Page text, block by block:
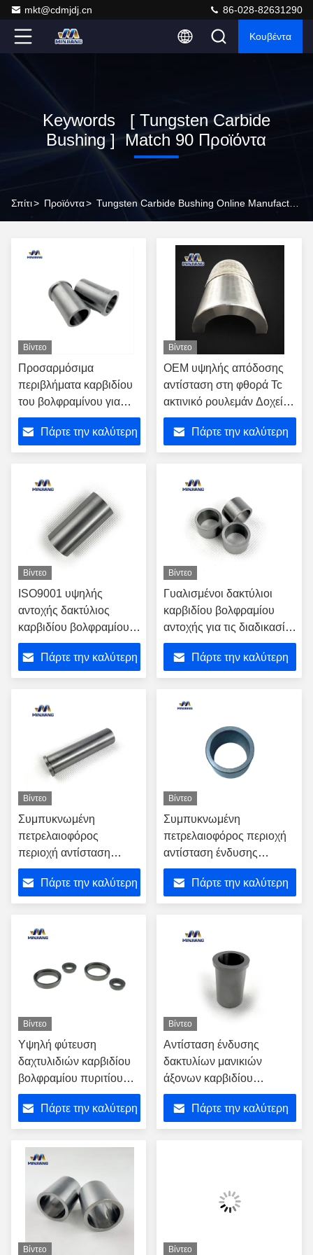
mkt@cdmjdj.cn 86-028-82631290
Κουβέντα
Keywords [ Tungsten Carbide
Bushing ] Match 90 Προϊόντα
Σπίτι> Προϊόντα>
Βίντεο
Προσαρμόσιμα
περιβλήματα καρβιδίου
του βολφραμίνου για
βέλτιστη αντοχή στη
φθορά σε εξοπλισμό
εξορύξεων
Πάρτε την καλύτερη
Βίντεο
OEM υψηλής απόδοσης
αντίσταση στη φθορά Tc
ακτινικό ρουλεμάν Δοχείο
καρβιδίου βολφραμίου
Πάρτε την καλύτερη
Βίντεο
ISO9001 υψηλής
αντοχής δακτύλιος
καρβιδίου βολφραμίου
για το πετρέλαιο και τη
πετρελαιοπηγή
Πάρτε την καλύτερη
Βίντεο
Γυαλισμένοι δακτύλιοι
καρβιδίου βολφραμίου
αντοχής για τις διαδικασίες
πετρελαιοφόρων
περιοχώνΠάρτε την καλύτερη
Βίντεο
Συμπυκνωμένη
πετρελαιοφόρος
περιοχή αντίσταση
ένδυσης ρουλεμάν του
Μπους καρβιδίου
βολφραμίου
Πάρτε την καλύτερη
Βίντεο
Συμπυκνωμένη
πετρελαιοφόρος περιοχή
αντίσταση ένδυσης
ρουλεμάν του Μπους
καρβιδίου βολφραμίου
Πάρτε την καλύτερη
Βίντεο
Υψηλή φύτευση
δαχτυλιδιών καρβιδίου
βολφραμίου πυριτίου
σκληρότητας μηχανική
συμπυκνωμένη
Πάρτε την καλύτερη
Βίντεο
Αντίσταση ένδυσης
δακτυλίων μανικιών
άξονων καρβιδίου
βολφραμίου YG8 YG11
YG13 Πάρτε την καλύτερη
Βίντεο Βίντεο